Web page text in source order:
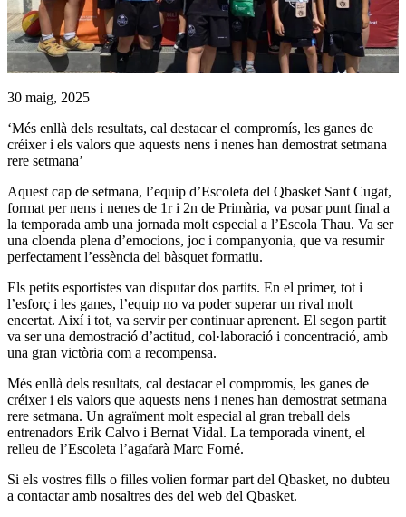
30 maig, 2025
‘Més enllà dels resultats, cal destacar el compromís, les ganes de
créixer i els valors que aquests nens i nenes han demostrat setmana
rere setmana’
Aquest cap de setmana, l’equip d’Escoleta del Qbasket Sant Cugat,
format per nens i nenes de 1r i 2n de Primària, va posar punt final a
la temporada amb una jornada molt especial a l’Escola Thau. Va ser
una cloenda plena d’emocions, joc i companyonia, que va resumir
perfectament l’essència del bàsquet formatiu.
Els petits esportistes van disputar dos partits. En el primer, tot i
l’esforç i les ganes, l’equip no va poder superar un rival molt
encertat. Així i tot, va servir per continuar aprenent. El segon partit
va ser una demostració d’actitud, col·laboració i concentració, amb
una gran victòria com a recompensa.
Més enllà dels resultats, cal destacar el compromís, les ganes de
créixer i els valors que aquests nens i nenes han demostrat setmana
rere setmana. Un agraïment molt especial al gran treball dels
entrenadors Erik Calvo i Bernat Vidal. La temporada vinent, el
relleu de l’Escoleta l’agafarà Marc Forné.
Si els vostres fills o filles volien formar part del Qbasket, no dubteu
a contactar amb nosaltres des del web del Qbasket.